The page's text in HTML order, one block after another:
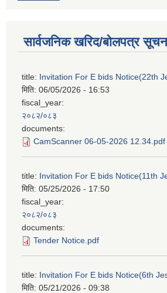
सार्वजनिक खरिद/बोलपत्र
title: Invitation For E bids Notice(22th
मिति: 06/05/2026 - 16:53
fiscal_year:
२०८२/०८३
documents:
CamScanner 06-05-2026 12.34.pdf
title: Invitation For E bids Notice(11th
मिति: 05/25/2026 - 17:50
fiscal_year:
२०८२/०८३
documents:
Tender Notice.pdf
title: Invitation For E bids Notice(6th
मिति: 05/21/2026 - 09:38